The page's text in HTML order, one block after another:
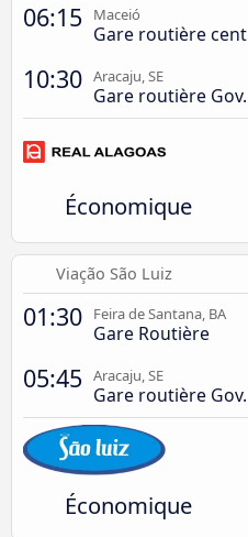
06:15 Maceió
Gare routière
10:30 Aracaju, SE
Gare routière
Économique
Viação São Luiz
01:30 Feira de Santana, BA
Gare Routière
05:45 Aracaju, SE
Gare routière
Économique